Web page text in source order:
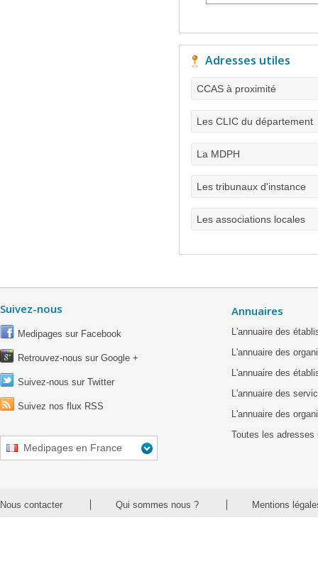
Adresses utiles
CCAS à proximité
Les CLIC du département
La MDPH
Les tribunaux d'instance
Les associations locales
Suivez-nous
Medipages sur Facebook
Retrouvez-nous sur Google +
Suivez-nous sur Twitter
Suivez nos flux RSS
Medipages en France
Annuaires
L'annuaire des
L'annuaire des
L'annuaire des
L'annuaire des
L'annuaire des
Toutes les adresses
Nous contacter Qui sommes nous ? Mentions